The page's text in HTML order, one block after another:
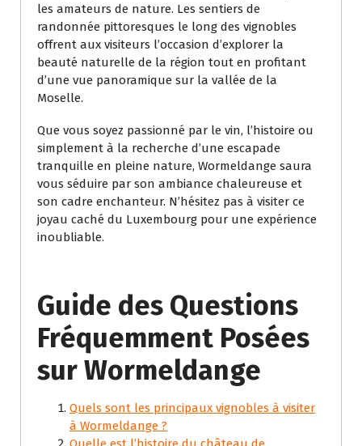
les amateurs de nature. Les sentiers de
randonnée pittoresques le long des vignobles
offrent aux visiteurs l’occasion d’explorer la
beauté naturelle de la région tout en profitant
d’une vue panoramique sur la vallée de la
Moselle.
Que vous soyez passionné par le vin, l’histoire ou
simplement à la recherche d’une escapade
tranquille en pleine nature, Wormeldange saura
vous séduire par son ambiance chaleureuse et
son cadre enchanteur. N’hésitez pas à visiter ce
joyau caché du Luxembourg pour une expérience
inoubliable.
Guide des Questions
Fréquemment Posées
sur Wormeldange
Quels sont les principaux vignobles à visiter
à Wormeldange ?